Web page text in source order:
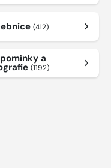
(412)
a
(1192)